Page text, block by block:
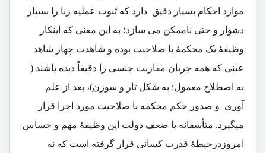
موارد احکام بسیار دقیق دارد که ثبوت عملیه زنا را بسیار
دشوار و حتی ناممکن می سازد؛ به این معنی که اینکار
وظیفۀ یک محکمۀ با صلاحیت بوده و شاهدت چهار شاهد
عینی که همه جریان مقاربت جنسی را دقیقاً دیده باشند (
به اصطلاح معمول: به شکل تار و سوزن)، بعد از علم
آوری و صدور حکم محکمه با صلاحیت مورد اجرا قرار
میگیرد. متأسفانه با ضعف دولت این وظیفۀ مهم و حساس
امروزدرحیطۀ قدرت کسانی قرار گرفته است که نه